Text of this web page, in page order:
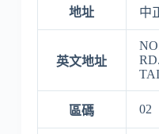
地址 中
英文地址
區碼 02